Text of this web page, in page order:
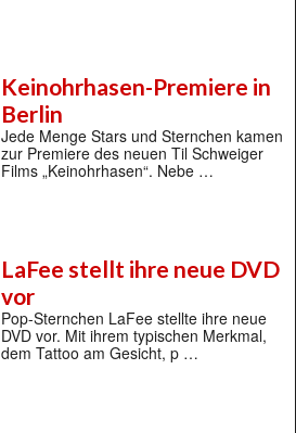
Keinohrhasen-Premiere in
Berlin
Jede Menge Stars und Sternchen kamen
zur Premiere des neuen Til Schweiger
Films „Keinohrhasen“. Nebe …
LaFee stellt ihre neue DVD
vor
Pop-Sternchen LaFee stellte ihre neue
DVD vor. Mit ihrem typischen Merkmal,
dem Tattoo am Gesicht, p …